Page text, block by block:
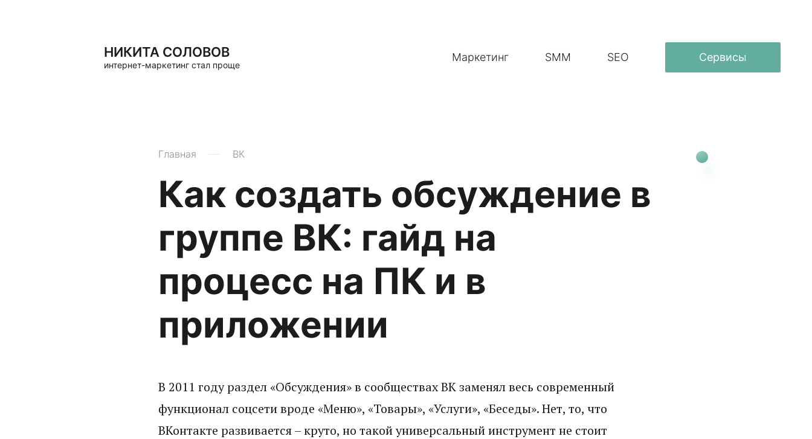
НИКИТА СОЛОВОВ
интернет-маркетинг стал проще
Маркетинг SMM SEO Сервисы
Главная ВК
Как создать обсуждение в
группе ВК: гайд на
процесс на ПК и в
приложении
В 2011 году раздел «Обсуждения» в сообществах ВК заменял весь современный
функционал соцсети вроде «Меню», «Товары», «Услуги», «Беседы». Нет, то, что
ВКонтакте развивается – круто, но такой универсальный инструмент не стоит